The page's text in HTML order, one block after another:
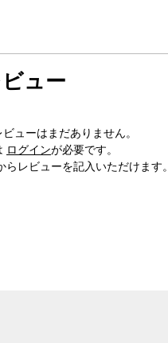
ュー
ューはまだありません。
ログインが必要です。
らレビューを記入いただけます。